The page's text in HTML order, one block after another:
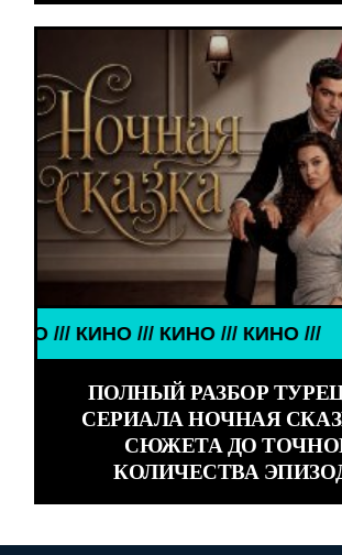
/// КИНО /// КИНО /// КИНО ///
ПОЛНЫЙ РАЗБОР
СЕРИАЛА НОЧНАЯ
СЮЖЕТА ДО
КОЛИЧЕСТВА